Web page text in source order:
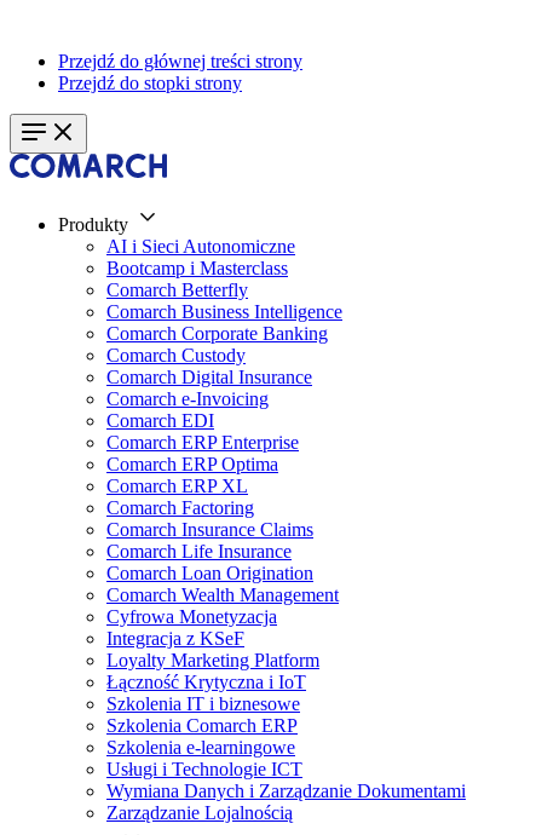
Przejdź do głównej treści strony
Przejdź do stopki strony
Produkty
AI i Sieci Autonomiczne
Bootcamp i Masterclass
Comarch Betterfly
Comarch Business Intelligence
Comarch Corporate Banking
Comarch Custody
Comarch Digital Insurance
Comarch e-Invoicing
Comarch EDI
Comarch ERP Enterprise
Comarch ERP Optima
Comarch ERP XL
Comarch Factoring
Comarch Insurance Claims
Comarch Life Insurance
Comarch Loan Origination
Comarch Wealth Management
Cyfrowa Monetyzacja
Integracja z KSeF
Loyalty Marketing Platform
Łączność Krytyczna i IoT
Szkolenia IT i biznesowe
Szkolenia Comarch ERP
Szkolenia e-learningowe
Usługi i Technologie ICT
Wymiana Danych i Zarządzanie Dokumentami
Zarządzanie Lojalnością